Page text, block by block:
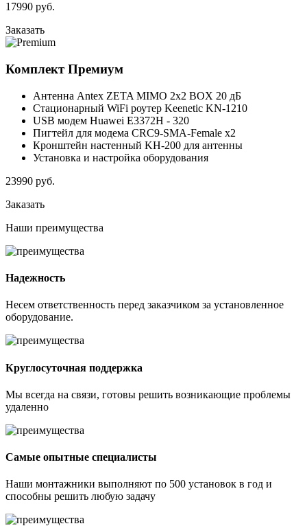
17990 руб.
Заказать
КомплектПремиум
Антенна Antex ZETA MIMO 2x2 BOX 20 дБ
Стационарный WiFi роутер Keenetic KN-1210
USB модем Huawei E3372H - 320
Пигтейл для модема CRC9-SMA-Female x2
Кронштейн настенный KH-200 для антенны
Установка и настройка оборудования
23990 руб.
Заказать
Наши преимущества
Надежность
Несем ответственность перед заказчиком за установленное
оборудование.
Круглосуточная поддержка
Мы всегда на связи, готовы решить возникающие проблемы
удаленно
Самые опытные специалисты
Наши монтажники выполняют по 500 установок в год и
способны решить любую задачу